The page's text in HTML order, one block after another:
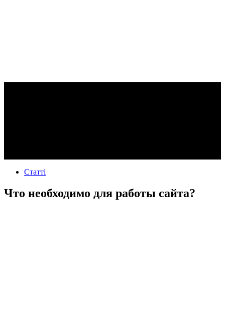
Статті
Что необходимо для работы сайта?